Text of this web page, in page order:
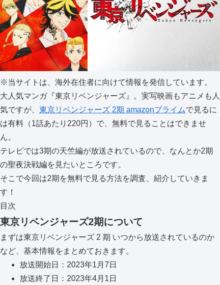
※当サイトは、海外在住者に向けて情報を発信しています。
大人気マンガ『東京リベンジャーズ』。実写映画もアニメも人
気ですが、 東京リベンジャーズ 2期 amazonプライムで見るに
は有料（1話あたり220円）で、無料で見ることはできませ
ん。
テレビでは3期の天竺編が放送されているので、なんとか2期
の聖夜決戦編を見たいところです。
そこで今回は2期を無料で見る方法を調査、紹介していきま
す！
目次
東京リベンジャーズ2期について
まずは東京リベンジャーズ 2 期 いつから放送されているのか
など、基本情報をまとめておきます。
放送開始日：2023年1月7日
放送終了日：2023年4月1日